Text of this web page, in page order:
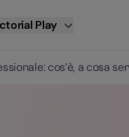
Play
cos’è, a cosa